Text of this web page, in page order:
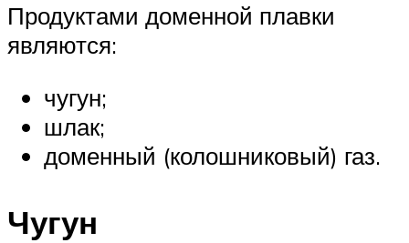
Продуктами доменной плавки
являются:
чугун;
шлак;
доменный (колошниковый) газ.
Чугун